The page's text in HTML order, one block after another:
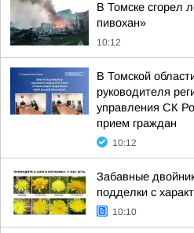
В Томске сгорел
пивохан»
10:12
В Томской
руководителя
управления СК
прием граждан
10:12
Забавные
подделки с
10:10